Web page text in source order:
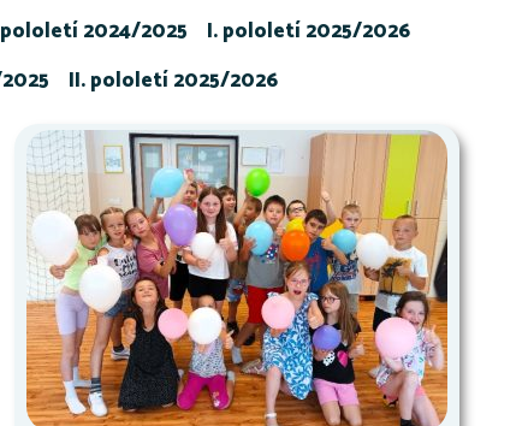
2024/2025
I. pololetí 2025/2026
II. pololetí 2025/2026